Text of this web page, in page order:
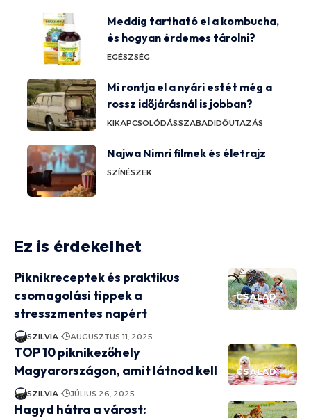
Meddig tartható el a kombucha,
és hogyan érdemes tárolni?
EGÉSZSÉG
Mi rontja el a nyári estét még a
rossz időjárásnál is jobban?
KIKAPCSOLÓDÁSSZABADIDŐUTAZÁS
Najwa Nimri filmek és életrajz
SZÍNÉSZEK
Ez is érdekelhet
CSALÁD
Piknikreceptek és praktikus
csomagolási tippek a
stresszmentes napért
SZILVIA AUGUSZTUS 11, 2025
CSALÁD
TOP 10 piknikezőhely
Magyarországon, amit látnod kell
SZILVIA JÚLIUS 26, 2025
Hagyd hátra a várost: